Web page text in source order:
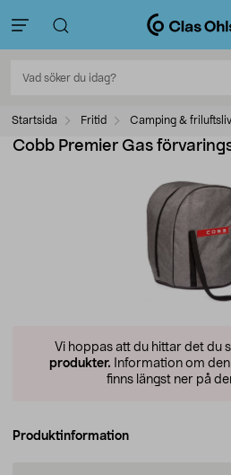
Startsida Fritid Camping & friluftsliv
Cobb Premier Gas
Vi hoppas att du hittar det du
produkter. Information om
finns längst ner på
Produktinformation